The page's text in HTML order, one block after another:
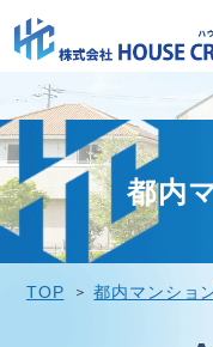
都内
TOP 都内マンショ